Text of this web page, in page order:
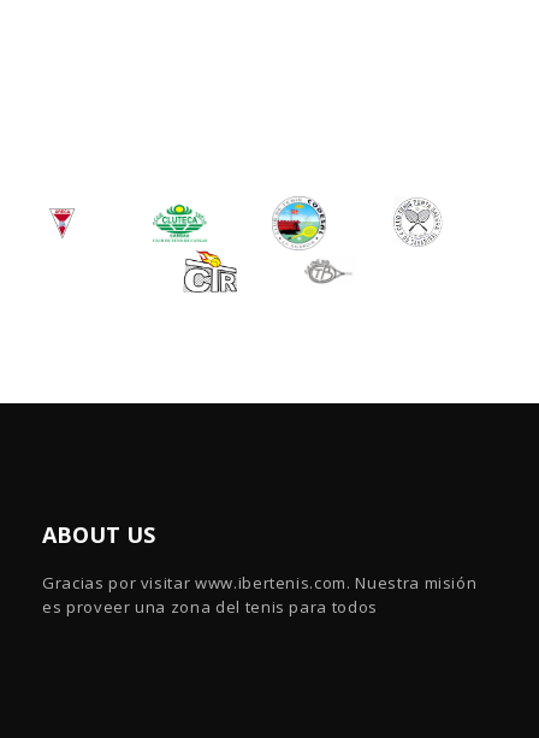
ABOUT US
Gracias por visitar www.ibertenis.com. Nuestra misión
es proveer una zona del tenis para todos